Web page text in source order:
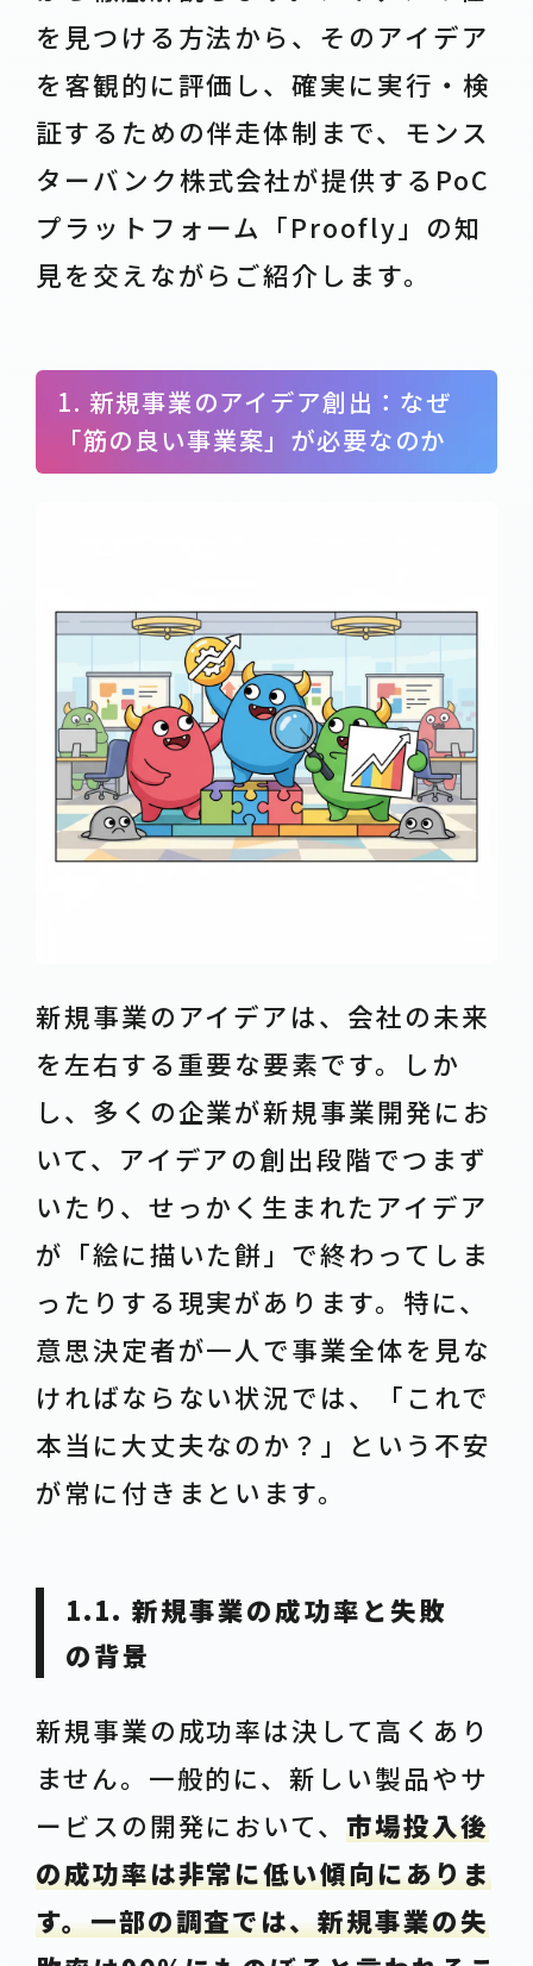
を見つける方法から、そのアイデア
を客観的に評価し、確実に実行・検
証するための伴走体制まで、モンス
ターバンク株式会社が提供するPoC
プラットフォーム「Proofly」の知
見を交えながらご紹介します。
1. 新規事業のアイデア創出：なぜ
「筋の良い事業案」が必要なのか
新規事業のアイデアは、会社の未来
を左右する重要な要素です。しか
し、多くの企業が新規事業開発にお
いて、アイデアの創出段階でつまず
いたり、せっかく生まれたアイデア
が「絵に描いた餅」で終わってしま
ったりする現実があります。特に、
意思決定者が一人で事業全体を見な
ければならない状況では、「これで
本当に大丈夫なのか？」という不安
が常に付きまといます。
1.1. 新規事業の成功率と失敗
の背景
新規事業の成功率は決して高くあり
ません。一般的に、新しい製品やサ
ービスの開発において、市場投入後
の成功率は非常に低い傾向にありま
す。一部の調査では、新規事業の失